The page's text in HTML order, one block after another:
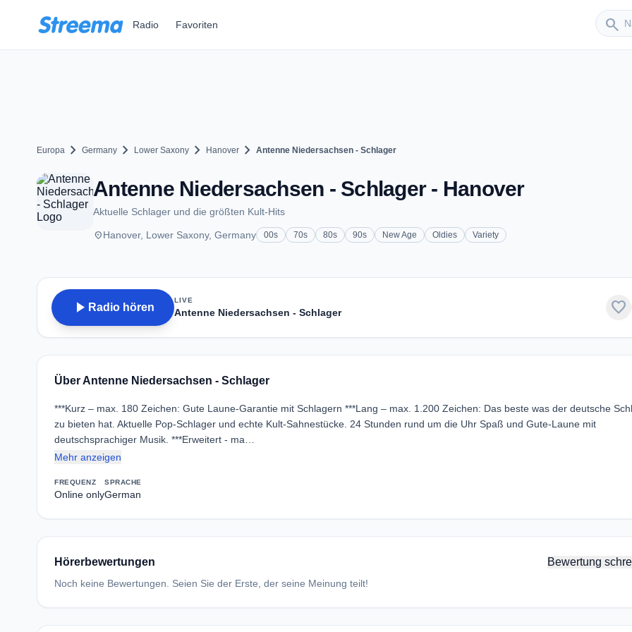
Radio Favoriten search
Sender
Europa chevron_right Germany chevron_right Lower Saxony chevron_right Hanover chevron_right Antenne Niedersachsen - Schlager
Antenne Niedersachsen - Schlager - Hanover
Aktuelle Schlager und die größten Kult-Hits
placeHanover, Lower Saxony, Germany 00s 70s 80s 90s New Age Oldies Variety
play_arrow Radio hören
LIVE
Antenne Niedersachsen - Schlager favorite
Über Antenne Niedersachsen - Schlager
***Kurz – max. 180 Zeichen: Gute Laune-Garantie mit Schlagern ***Lang – max. 1.200 Zeichen: Das beste was der deutsche
zu bieten hat. Aktuelle Pop-Schlager und echte Kult-Sahnestücke. 24 Stunden rund um die Uhr Spaß und Gute-Laune mit
deutschsprachiger Musik. ***Erweitert - ma…
Mehr anzeigen
FREQUENZ
Online only
SPRACHE
German
Hörerbewertungen Bewertung
Noch keine Bewertungen. Seien Sie der Erste, der seine Meinung teilt!